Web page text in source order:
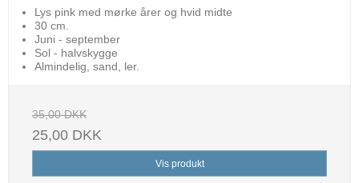
Lys pink med mørke årer og hvid midte
30 cm.
Juni - september
Sol - halvskygge
Almindelig, sand, ler.
35,00 DKK
25,00 DKK
Vis produkt